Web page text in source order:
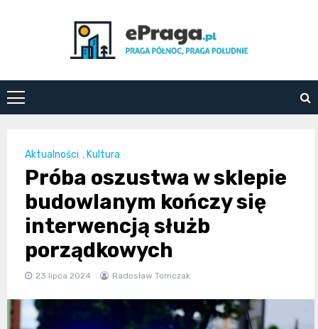
ePraga.pl
Aktualności , Kultura
Próba oszustwa w sklepie
budowlanym kończy się
interwencją służb
porządkowych
23 lipca 2024 Radosław Tomczak